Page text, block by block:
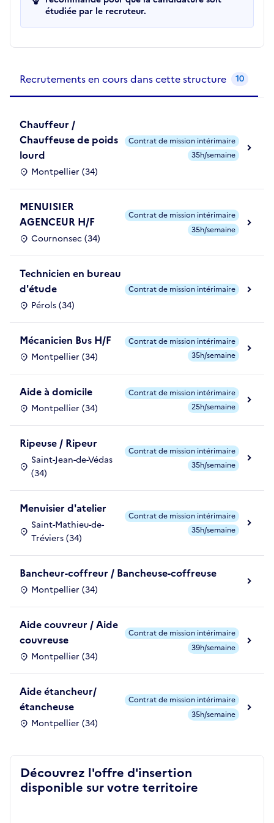
étudiée par le recruteur.
Recrutements en cours dans cette structure 10
Chauffeur /
Chauffeuse de poids
lourd
Montpellier (34)
Contrat de mission intérimaire
35h/semaine
MENUISIER
AGENCEUR H/F
Cournonsec (34)
Contrat de mission intérimaire
35h/semaine
Technicien en bureau
d'étude
Pérols (34)
Contrat de mission intérimaire
Mécanicien Bus H/F
Montpellier (34)
Contrat de mission intérimaire
35h/semaine
Aide à domicile
Montpellier (34)
Contrat de mission intérimaire
25h/semaine
Ripeuse / Ripeur
Saint-Jean-de-Védas
(34)
Contrat de mission intérimaire
35h/semaine
Menuisier d'atelier
Saint-Mathieu-de-
Tréviers (34)
Contrat de mission intérimaire
35h/semaine
Bancheur-coffreur / Bancheuse-coffreuse
Montpellier (34)
Aide couvreur / Aide
couvreuse
Montpellier (34)
Contrat de mission intérimaire
39h/semaine
Aide étancheur/
étancheuse
Montpellier (34)
Contrat de mission intérimaire
35h/semaine
Découvrez l'offre d'insertion
disponible sur votre territoire